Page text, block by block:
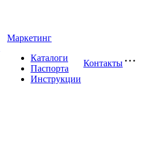
Маркетинг
Каталоги
Паспорта
Инструкции
Контакты